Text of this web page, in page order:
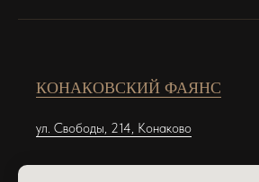
КОНАКОВСКИЙ ФАЯНС
ул. Свободы, 214, Конаково